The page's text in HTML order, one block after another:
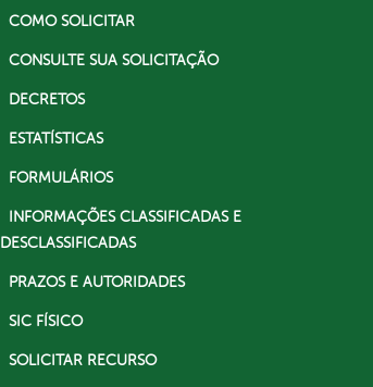
COMO SOLICITAR
CONSULTE SUA SOLICITAÇÃO
DECRETOS
ESTATÍSTICAS
FORMULÁRIOS
INFORMAÇÕES CLASSIFICADAS E
DESCLASSIFICADAS
PRAZOS E AUTORIDADES
SIC FÍSICO
SOLICITAR RECURSO